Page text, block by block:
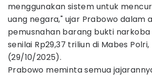
menggunakan sistem untuk
uang negara," ujar Prabowo dalam
pemusnahan barang bukti narkoba
senilai Rp29,37 triliun di Mabes Polri,
(29/10/2025).
Prabowo meminta semua